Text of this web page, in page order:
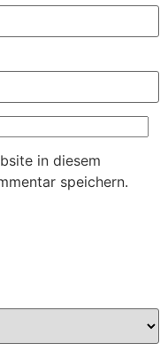
in diesem
speichern.